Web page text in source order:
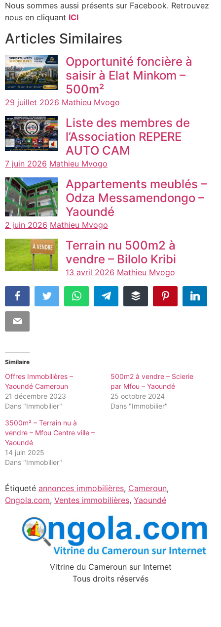
Nous sommes aussi présents sur Facebook. Retrouvez
nous en cliquant ICI
Articles Similaires
Opportunité foncière à
saisir à Elat Minkom –
500m²
29 juillet 2026 Mathieu Mvogo
Liste des membres de
l’Association REPERE
AUTO CAM
7 juin 2026 Mathieu Mvogo
Appartements meublés –
Odza Messamendongo –
Yaoundé
2 juin 2026 Mathieu Mvogo
Terrain nu 500m2 à
vendre – Bilolo Kribi
13 avril 2026 Mathieu Mvogo
Similaire
Offres Immobilières –
Yaoundé Cameroun
21 décembre 2023
Dans "Immobilier"
500m2 à vendre – Scierie
par Mfou – Yaoundé
25 octobre 2024
Dans "Immobilier"
3500m² – Terrain nu à
vendre – Mfou Centre ville –
Yaoundé
14 juin 2025
Dans "Immobilier"
Étiqueté annonces immobilières, Cameroun,
Ongola.com, Ventes immobilières, Yaoundé
Vitrine du Cameroun sur Internet
Tous droits réservés